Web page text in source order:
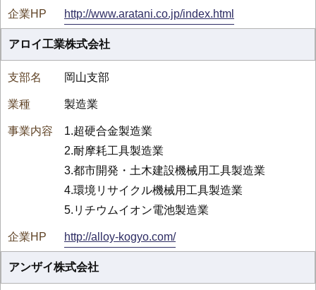
http://www.aratani.co.jp/index.html
アロイ工業株式会社
岡山支部
製造業
1.超硬合金製造業
2.耐摩耗工具製造業
3.都市開発・土木建設機械用工具製造業
4.環境リサイクル機械用工具製造業
5.リチウムイオン電池製造業
http://alloy-kogyo.com/
アンザイ株式会社